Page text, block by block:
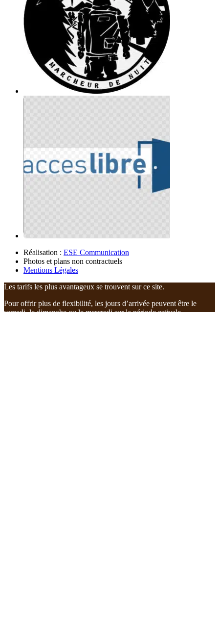
Réalisation : ESE Communication
Photos et plans non contractuels
Mentions Légales
Les tarifs les plus avantageux se trouvent sur ce site.
Pour offrir plus de flexibilité, les jours d’arrivée peuvent être le
samedi, le dimanche ou le mercredi sur la période estivale.